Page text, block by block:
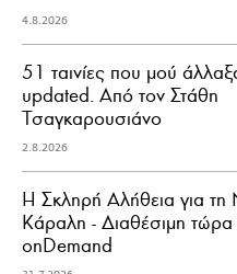
4.8.2026
51 ταινίες που μού
updated. Aπό τον Στάθη
Τσαγκαρουσιάνο
2.8.2026
Η Σκληρή Αλήθεια για τη
Κάραλη - Διαθέσιμη
onDemand